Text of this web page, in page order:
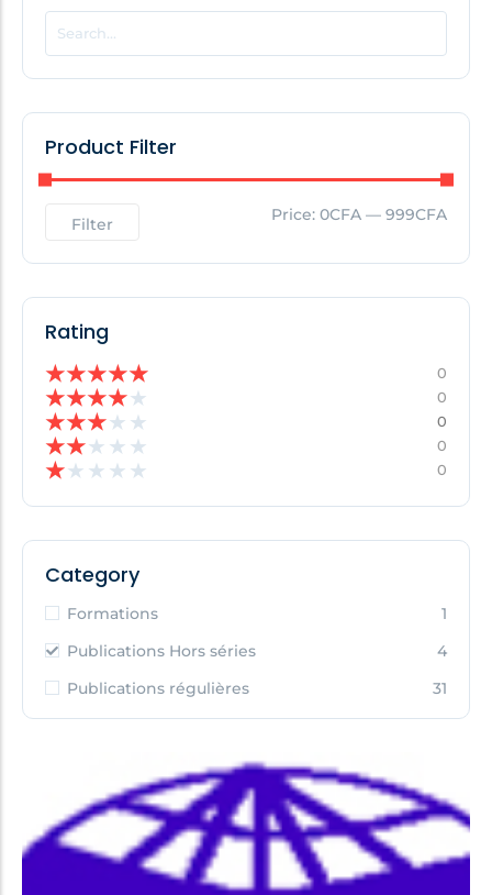
POPULAR THIS WEEK
No Posts Found!
No Posts Found!
Product Filter
Filter Price: 0CFA — 999CFA
Rating
★★★★★ 0
★★★★★ 0
★★★★ ★ 0
★★★ ★ ★ 0
★★ ★ ★ ★ 0
Category
Formations
1
Publications Hors séries
4
Publications régulières
31